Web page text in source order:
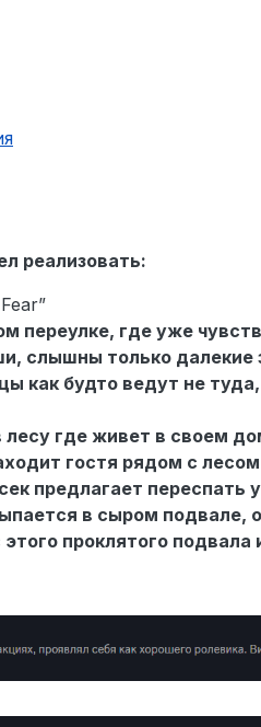
реализовать:
переулке, где уже
слышны только
как будто ведут не
где живет в своем
гостя рядом с
предлагает переспать
в сыром подвале,
проклятого